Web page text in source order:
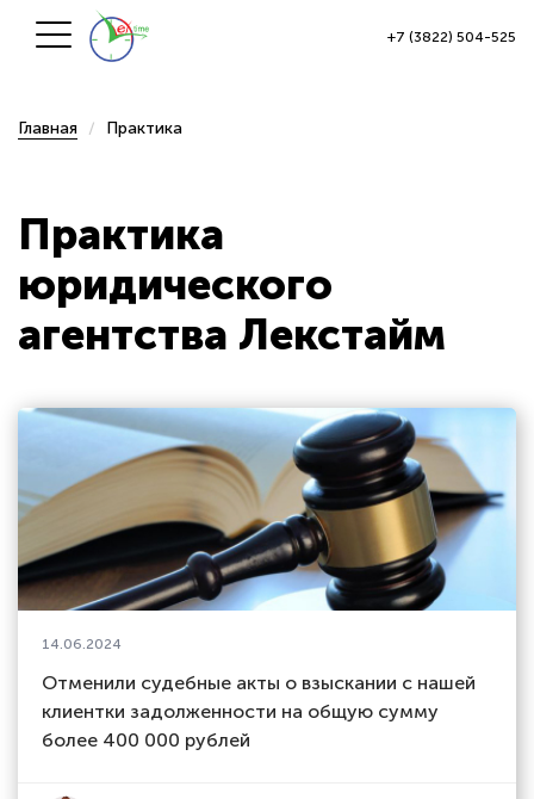
+7 (3822) 504-525
Главная Практика
Практика
юридического
агентства Лекстайм
14.06.2024
Отменили судебные акты о взыскании с нашей
клиентки задолженности на общую сумму
более 400 000 рублей